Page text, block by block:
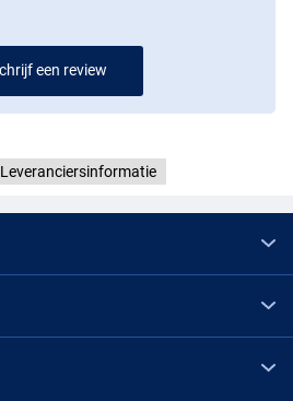
een review
Leveranciersinformatie